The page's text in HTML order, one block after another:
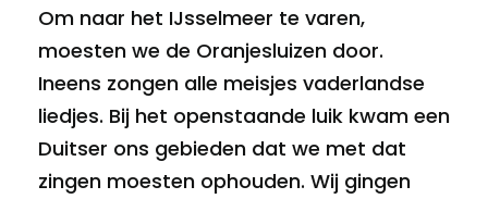
Om naar het IJsselmeer te varen,
moesten we de Oranjesluizen door.
Ineens zongen alle meisjes vaderlandse
liedjes. Bij het openstaande luik kwam een
Duitser ons gebieden dat we met dat
zingen moesten ophouden. Wij gingen